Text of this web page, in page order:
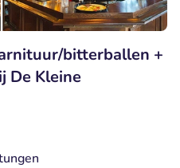
bitterballen +
De Kleine